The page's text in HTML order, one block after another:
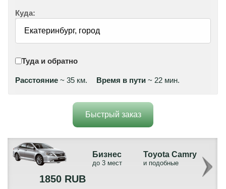
Куда:
Туда и обратно
Расстояние~ 35 км. Время в пути~ 22 мин.
Быстрый заказ
Бизнес
до 3 мест
Toyota Camry
и подобные
1850 RUB